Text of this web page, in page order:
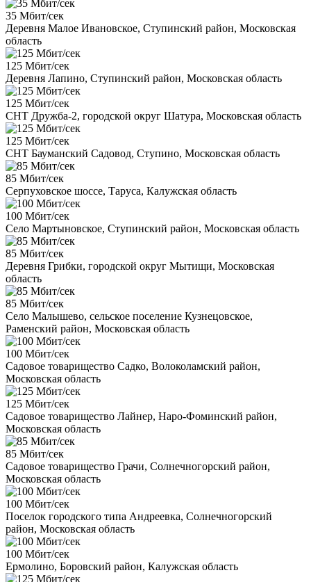
35 Мбит/сек
Деревня Малое Ивановское, Ступинский район, Московская
область
125 Мбит/сек
Деревня Лапино, Ступинский район, Московская область
125 Мбит/сек
СНТ Дружба-2, городской округ Шатура, Московская область
125 Мбит/сек
СНТ Бауманский Садовод, Ступино, Московская область
85 Мбит/сек
Серпуховское шоссе, Таруса, Калужская область
100 Мбит/сек
Село Мартыновское, Ступинский район, Московская область
85 Мбит/сек
Деревня Грибки, городской округ Мытищи, Московская
область
85 Мбит/сек
Село Малышево, сельское поселение Кузнецовское,
Раменский район, Московская область
100 Мбит/сек
Садовое товарищество Садко, Волоколамский район,
Московская область
125 Мбит/сек
Садовое товарищество Лайнер, Наро-Фоминский район,
Московская область
85 Мбит/сек
Садовое товарищество Грачи, Солнечногорский район,
Московская область
100 Мбит/сек
Поселок городского типа Андреевка, Солнечногорский
район, Московская область
100 Мбит/сек
Ермолино, Боровский район, Калужская область